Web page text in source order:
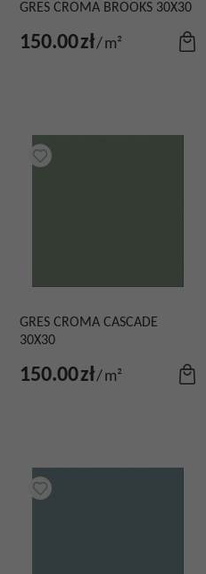
GRES CROMA BROOKS 30X30
150.00zł/m²
GRES CROMA CASCADE
30X30
150.00zł/m²